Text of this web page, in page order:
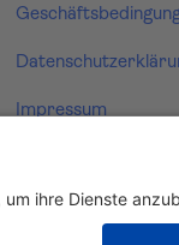
Impressum